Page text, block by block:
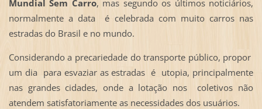
Mundial Sem Carro, mas segundo os últimos noticiários,
normalmente a data é celebrada com muito carros nas
estradas do Brasil e no mundo.
Considerando a precariedade do transporte público, propor
um dia para esvaziar as estradas é utopia, principalmente
nas grandes cidades, onde a lotação nos coletivos não
atendem satisfatoriamente as necessidades dos usuários.